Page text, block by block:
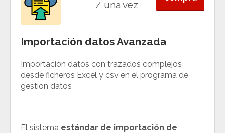
/ una vez
Importación datos Avanzada
Importación datos con trazados complejos
desde ficheros Excel y csv en el programa de
gestion datos
El sistema estándar de importación de